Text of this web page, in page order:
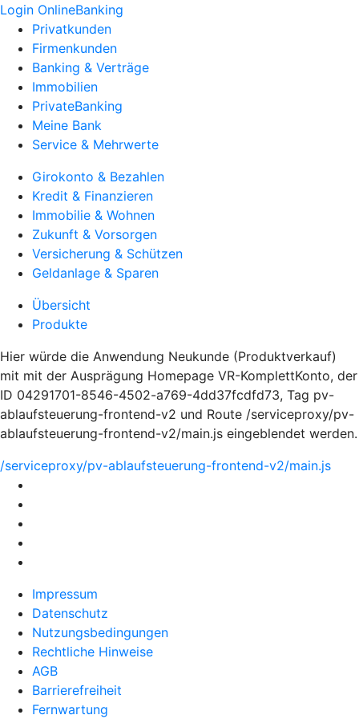
Login OnlineBanking
Privatkunden
Firmenkunden
Banking & Verträge
Immobilien
PrivateBanking
Meine Bank
Service & Mehrwerte
Girokonto & Bezahlen
Kredit & Finanzieren
Immobilie & Wohnen
Zukunft & Vorsorgen
Versicherung & Schützen
Geldanlage & Sparen
Übersicht
Produkte
Hier würde die Anwendung Neukunde (Produktverkauf)
mit mit der Ausprägung Homepage VR-KomplettKonto, der
ID 04291701-8546-4502-a769-4dd37fcdfd73, Tag pv-
ablaufsteuerung-frontend-v2 und Route /serviceproxy/pv-
ablaufsteuerung-frontend-v2/main.js eingeblendet werden.
/serviceproxy/pv-ablaufsteuerung-frontend-v2/main.js
Impressum
Datenschutz
Nutzungsbedingungen
Rechtliche Hinweise
AGB
Barrierefreiheit
Fernwartung